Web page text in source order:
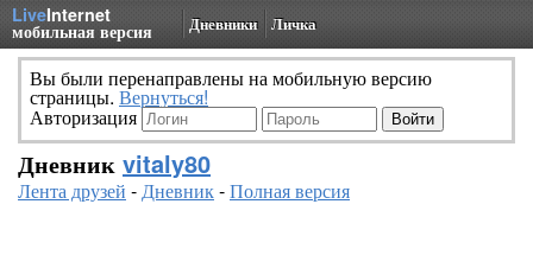
LiveInternet
мобильная версия Дневники Личка
Вы были перенаправлены на мобильную версию
страницы. Вернуться!
Авторизация
Дневник vitaly80
Лента друзей -Дневник-Полная версия